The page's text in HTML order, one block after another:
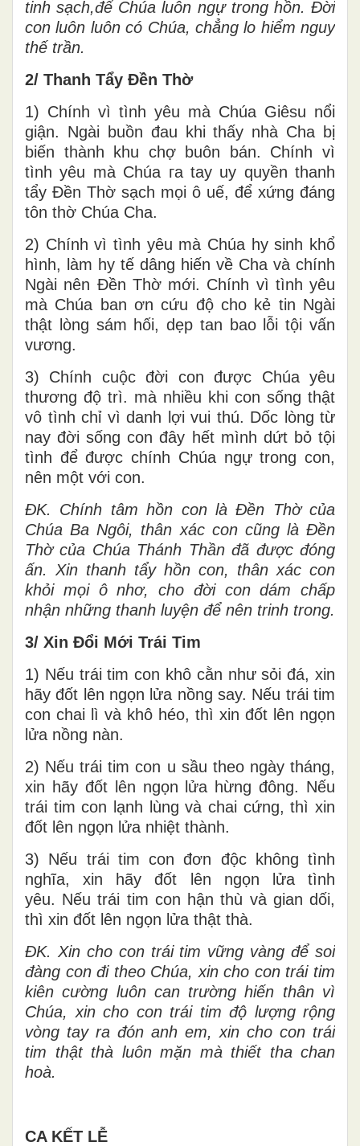
tinh sạch,để Chúa luôn ngự trong hồn. Đời
con luôn luôn có Chúa, chẳng lo hiểm nguy
thế trần.
2/ Thanh Tẩy Đền Thờ
1) Chính vì tình yêu mà Chúa Giêsu nổi
giận. Ngài buồn đau khi thấy nhà Cha bị
biến thành khu chợ buôn bán. Chính vì
tình yêu mà Chúa га tay uy quyền thanh
tẩy Đền Thờ sạch mọi ô uế, để xứng đáng
tôn thờ Chúa Cha.
2) Chính vì tình yêu mà Chúa hy sinh khổ
hình, làm hy tế dâng hiến về Cha và chính
Ngài nên Đền Thờ mới. Chính vì tình yêu
mà Chúa ban ơn cứu độ cho kẻ tin Ngài
thật lòng sám hối, dẹp tan bao lỗi tội vấn
vương.
3) Chính cuộc đời con được Chúa yêu
thương độ trì. mà nhiều khi con sống thật
vô tình chỉ vì danh lợi vui thú. Dốc lòng từ
nay đời sống con đây hết mình dứt bỏ tội
tình để được chính Chúa ngự trong con,
nên một với con.
ĐK. Chính tâm hồn con là Đền Thờ của
Chúa Ba Ngôi, thân xác con cũng là Đền
Thờ của Chúa Thánh Thần đã được đóng
ấn. Xin thanh tẩy hồn con, thân xác con
khỏi mọi ô nhơ, cho đời con dám chấp
nhận những thanh luyện để nên trinh trong.
3/ Xin Đổi Mới Trái Tim
1) Nếu trái tim con khô cằn như sỏi đá, xin
hãy đốt lên ngọn lửa nồng say. Nếu trái tim
con chai lì và khô héo, thì xin đốt lên ngọn
lửa nồng nàn.
2) Nếu trái tim con u sầu theo ngày tháng,
xin hãy đốt lên ngọn lửa hừng đông. Nếu
trái tim con lạnh lùng và chai cứng, thì xin
đốt lên ngọn lửa nhiệt thành.
3) Nếu trái tim con đơn độc không tình
nghĩa, xin hãy đốt lên ngọn lửa tình
yêu. Nếu trái tim con hận thù và gian dối,
thì xin đốt lên ngọn lửa thật thà.
ĐK. Xin cho con trái tim vững vàng để soi
đàng con đi theo Chúa, xin cho con trái tim
kiên cường luôn can trường hiến thân vì
Chúa, xin cho con trái tim độ lượng rộng
vòng tay ra đón anh em, xin cho con trái
tim thật thà luôn mặn mà thiết tha chan
hoà.
CA KẾT LỄ